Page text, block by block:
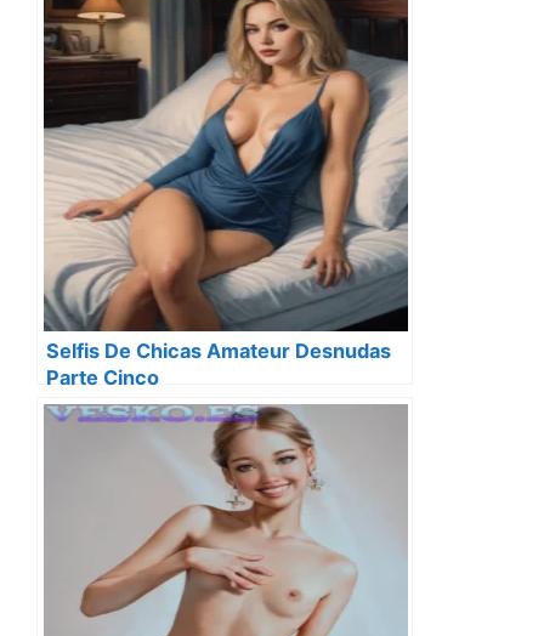
Selfis De Chicas Amateur Desnudas
Parte Cinco